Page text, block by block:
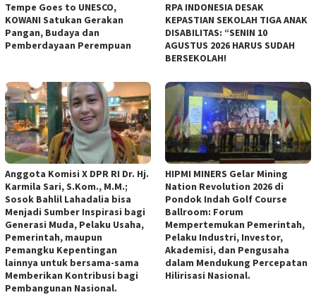
Tempe Goes to UNESCO,
KOWANI Satukan Gerakan
Pangan, Budaya dan
Pemberdayaan Perempuan
RPA INDONESIA DESAK
KEPASTIAN SEKOLAH TIGA ANAK
DISABILITAS: “SENIN 10
AGUSTUS 2026 HARUS SUDAH
BERSEKOLAH!
Anggota Komisi X DPR RI Dr. Hj.
Karmila Sari, S.Kom., M.M.;
Sosok Bahlil Lahadalia bisa
Menjadi Sumber Inspirasi bagi
Generasi Muda, Pelaku Usaha,
Pemerintah, maupun
Pemangku Kepentingan
lainnya untuk bersama-sama
Memberikan Kontribusi bagi
Pembangunan Nasional.
HIPMI MINERS Gelar Mining
Nation Revolution 2026 di
Pondok Indah Golf Course
Ballroom: Forum
Mempertemukan Pemerintah,
Pelaku Industri, Investor,
Akademisi, dan Pengusaha
dalam Mendukung Percepatan
Hilirisasi Nasional.